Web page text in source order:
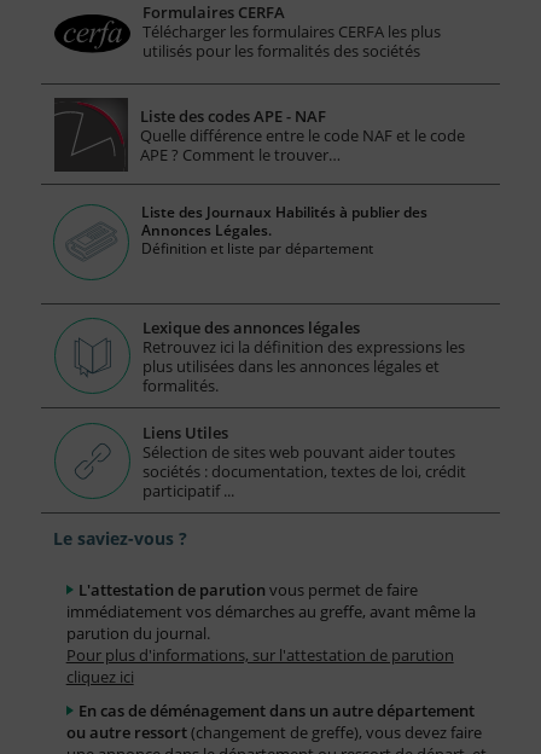
Formulaires CERFA
Télécharger les formulaires CERFA les plus
utilisés pour les formalités des sociétés
Liste des codes APE - NAF
Quelle différence entre le code NAF et le code
APE ? Comment le trouver…
Liste des Journaux Habilités à publier des
Annonces Légales.
Définition et liste par département
Lexique des annonces légales
Retrouvez ici la définition des expressions les
plus utilisées dans les annonces légales et
formalités.
Liens Utiles
Sélection de sites web pouvant aider toutes
sociétés : documentation, textes de loi, crédit
participatif ...
Le saviez-vous ?
L'attestation de parution vous permet de faire
immédiatement vos démarches au greffe, avant même la
parution du journal.
Pour plus d'informations, sur l'attestation de parution
cliquez ici
En cas de déménagement dans un autre département
ou autre ressort(changement de greffe), vous devez faire